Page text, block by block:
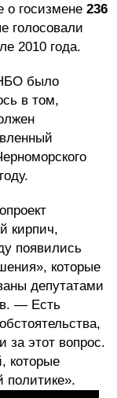
о госизмене 236
голосовали
2010 года.
было
в том,
кирпич,
появились
которые
депутатами
— Есть
за этот вопрос.
которые
политике».